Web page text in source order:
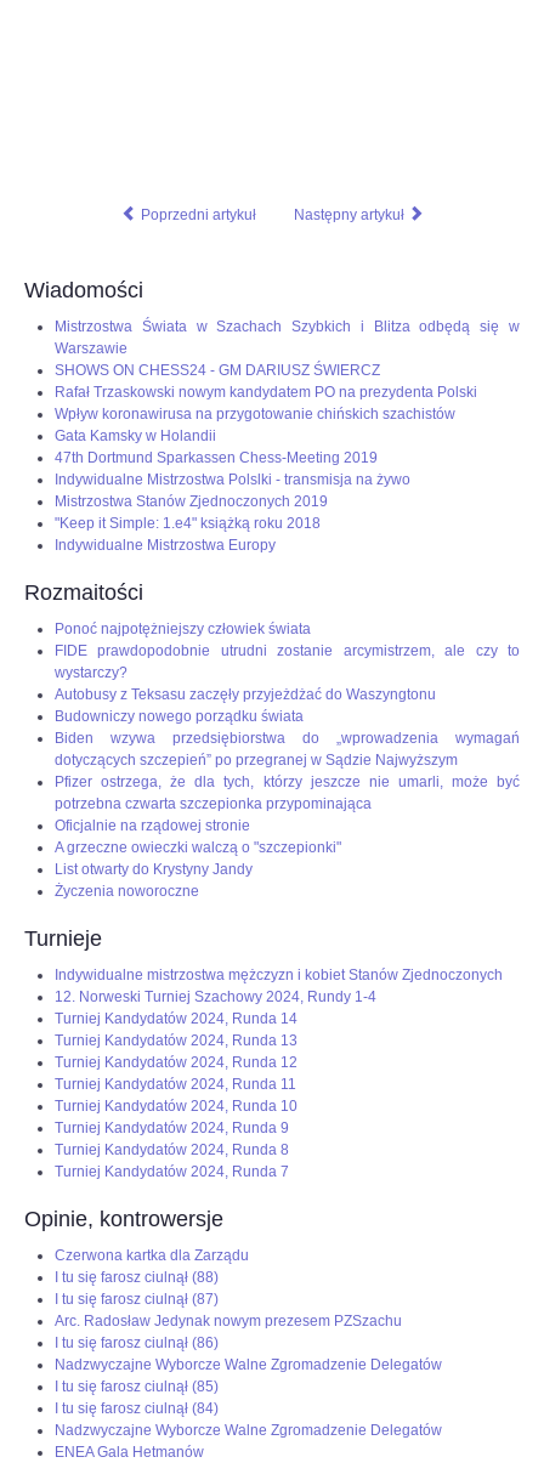
Poprzedni artykuł Następny artykuł
Wiadomości
Mistrzostwa Świata w Szachach Szybkich i Blitza odbędą się w
Warszawie
SHOWS ON CHESS24 - GM DARIUSZ ŚWIERCZ
Rafał Trzaskowski nowym kandydatem PO na prezydenta Polski
Wpływ koronawirusa na przygotowanie chińskich szachistów
Gata Kamsky w Holandii
47th Dortmund Sparkassen Chess-Meeting 2019
Indywidualne Mistrzostwa Polslki - transmisja na żywo
Mistrzostwa Stanów Zjednoczonych 2019
"Keep it Simple: 1.e4" książką roku 2018
Indywidualne Mistrzostwa Europy
Rozmaitości
Ponoć najpotężniejszy człowiek świata
FIDE prawdopodobnie utrudni zostanie arcymistrzem, ale czy to
wystarczy?
Autobusy z Teksasu zaczęły przyjeżdżać do Waszyngtonu
Budowniczy nowego porządku świata
Biden wzywa przedsiębiorstwa do „wprowadzenia wymagań
dotyczących szczepień” po przegranej w Sądzie Najwyższym
Pfizer ostrzega, że dla tych, którzy jeszcze nie umarli, może być
potrzebna czwarta szczepionka przypominająca
Oficjalnie na rządowej stronie
A grzeczne owieczki walczą o "szczepionki"
List otwarty do Krystyny Jandy
Życzenia noworoczne
Turnieje
Indywidualne mistrzostwa mężczyzn i kobiet Stanów Zjednoczonych
12. Norweski Turniej Szachowy 2024, Rundy 1-4
Turniej Kandydatów 2024, Runda 14
Turniej Kandydatów 2024, Runda 13
Turniej Kandydatów 2024, Runda 12
Turniej Kandydatów 2024, Runda 11
Turniej Kandydatów 2024, Runda 10
Turniej Kandydatów 2024, Runda 9
Turniej Kandydatów 2024, Runda 8
Turniej Kandydatów 2024, Runda 7
Opinie, kontrowersje
Czerwona kartka dla Zarządu
I tu się farosz ciulnął (88)
I tu się farosz ciulnął (87)
Arc. Radosław Jedynak nowym prezesem PZSzachu
I tu się farosz ciulnął (86)
Nadzwyczajne Wyborcze Walne Zgromadzenie Delegatów
I tu się farosz ciulnął (85)
I tu się farosz ciulnął (84)
Nadzwyczajne Wyborcze Walne Zgromadzenie Delegatów
ENEA Gala Hetmanów